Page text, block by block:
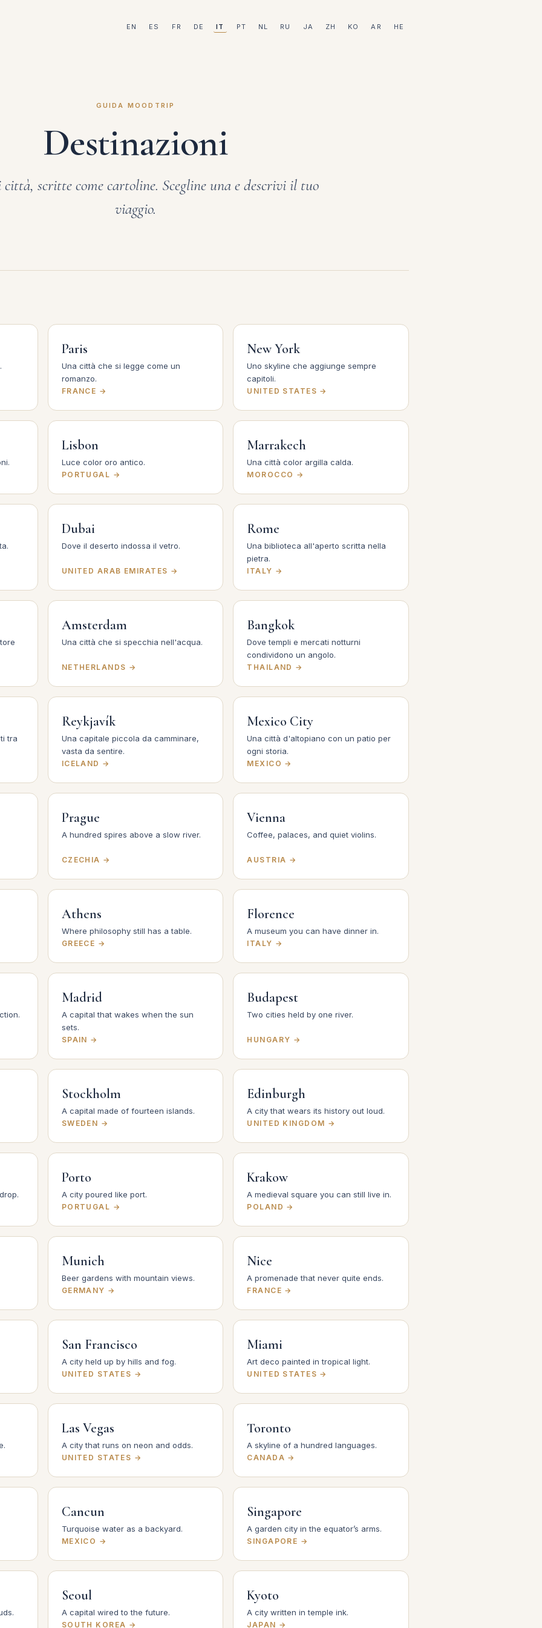
EN ES FR DE IT PT NL RU JA ZH KO AR HE
GUIDA MOODTRIP
Destinazioni
scritte come cartoline. Scegline una e descrivi il tuo
viaggio.
Paris
Una città che si legge come un
romanzo.
FRANCE →
New York
Uno skyline che aggiunge sempre
capitoli.
UNITED STATES →
Lisbon
Luce color oro antico.
PORTUGAL →
Marrakech
Una città color argilla calda.
MOROCCO →
Dubai
Dove il deserto indossa il vetro.
UNITED ARAB EMIRATES →
Rome
Una biblioteca all'aperto scritta nella
pietra.
ITALY →
Amsterdam
Una città che si specchia nell'acqua.
NETHERLANDS →
Bangkok
Dove templi e mercati notturni
condividono un angolo.
THAILAND →
tra
Reykjavík
Una capitale piccola da camminare,
vasta da sentire.
ICELAND →
Mexico City
Una città d'altopiano con un patio per
ogni storia.
MEXICO →
Prague
A hundred spires above a slow river.
CZECHIA →
Vienna
Coffee, palaces, and quiet violins.
AUSTRIA →
Athens
Where philosophy still has a table.
GREECE →
Florence
A museum you can have dinner in.
ITALY →
Madrid
A capital that wakes when the sun
sets.
SPAIN →
Budapest
Two cities held by one river.
HUNGARY →
Stockholm
A capital made of fourteen islands.
SWEDEN →
Edinburgh
A city that wears its history out loud.
UNITED KINGDOM →
Porto
A city poured like port.
PORTUGAL →
Krakow
A medieval square you can still live in.
POLAND →
Munich
Beer gardens with mountain views.
GERMANY →
Nice
A promenade that never quite ends.
FRANCE →
San Francisco
A city held up by hills and fog.
UNITED STATES →
Miami
Art deco painted in tropical light.
UNITED STATES →
Las Vegas
A city that runs on neon and odds.
UNITED STATES →
Toronto
A skyline of a hundred languages.
CANADA →
Cancun
Turquoise water as a backyard.
MEXICO →
Singapore
A garden city in the equator’s arms.
SINGAPORE →
Seoul
A capital wired to the future.
SOUTH KOREA →
Kyoto
A city written in temple ink.
JAPAN →